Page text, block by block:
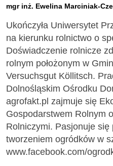
mgr inż. Ewelina Marciniak-
Ukończyła Uniwersytet
na kierunku rolnictwo o
Doświadczenie rolnicze
rolnym położonym w
Versuchsgut Köllitsch.
Dolnośląskim Ośrodku
agrofakt.pl zajmuje się
Gospodarstwem Rolnym
Rolniczymi. Pasjonuje się
tworzeniem ogródków w
www.facebook.com/